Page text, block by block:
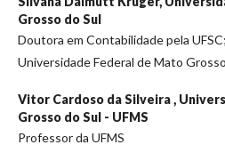
Grosso do Sul
Doutora em Contabilidade pela
Universidade Federal de Mato
Vitor Cardoso da Silveira ,
Grosso do Sul - UFMS
Professor da UFMS